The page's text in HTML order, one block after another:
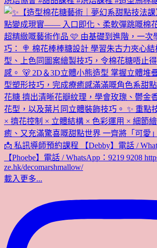
載入更多...